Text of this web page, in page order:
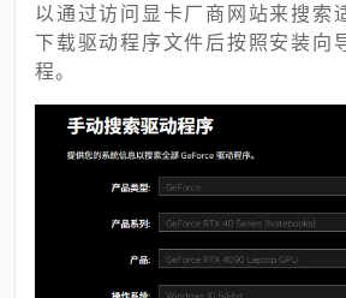
以通过访问显卡厂商网站来搜索
下载驱动程序文件后按照安装向
程。